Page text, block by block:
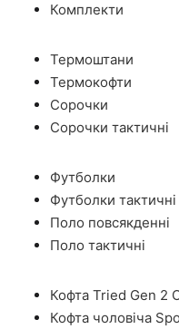
Комплекти
Термоштани
Термокофти
Сорочки
Сорочки тактичні
Футболки
Футболки тактичні
Поло повсякденні
Поло тактичні
Кофта Tried Gen 2
Кофта чоловіча